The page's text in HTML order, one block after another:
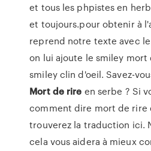
et tous les phpistes en
et toujours.pour obtenir à
reprend notre texte avec
on lui ajoute le smiley mort
smiley clin d'oeil. Savez-
Mort de rire en serbe ? Si
comment dire mort de rire
trouverez la traduction ici.
cela vous aidera à mieux